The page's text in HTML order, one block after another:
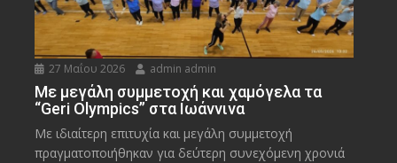
27 Μαΐου 2026 admin admin
Με μεγάλη συμμετοχή και χαμόγελα τα
“Geri Olympics” στα Ιωάννινα
Με ιδιαίτερη επιτυχία και μεγάλη συμμετοχή
πραγματοποιήθηκαν για δεύτερη συνεχόμενη χρονιά